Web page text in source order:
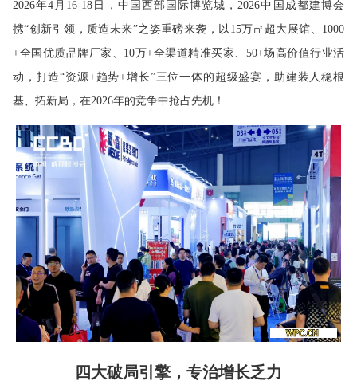
2026年4月16-18日，中国西部国际博览城，2026中国成都建博会
携“创新引领，质造未来”之姿重磅来袭，以15万㎡超大展馆、1000
+全国优质品牌厂家、10万+全渠道精准买家、50+场高价值行业活
动，打造“资源+趋势+增长”三位一体的超级盛宴，助建装人稳根
基、拓新局，在2026年的竞争中抢占先机！
四大破局引擎，专治增长乏力